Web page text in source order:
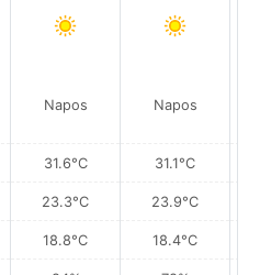
Napos
31.6°C
23.3°C
18.8°C
Napos
31.1°C
23.9°C
18.4°C